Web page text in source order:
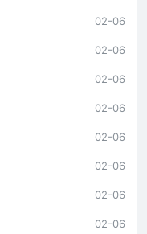
02-06
02-06
02-06
02-06
02-06
02-06
02-06
02-06